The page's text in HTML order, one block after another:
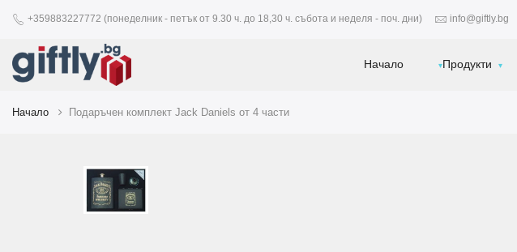
+359883227772 (понеделник - петък от 9.30 ч. до 18,30 ч. събота и неделя - поч. дни) info@giftly.bg
Начало Продукти
Начало Подаръчен комплект Jack Daniels от 4 части